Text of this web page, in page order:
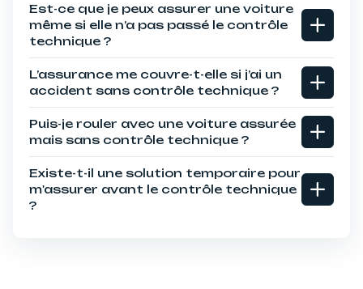
Est-ce que je peux assurer une voiture
même si elle n’a pas passé le contrôle
technique ?
L’assurance me couvre-t-elle si j’ai un
accident sans contrôle technique ?
Puis-je rouler avec une voiture assurée
mais sans contrôle technique ?
Existe-t-il une solution temporaire pour
m'assurer avant le contrôle technique
?